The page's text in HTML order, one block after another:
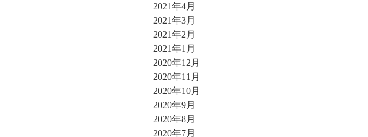
2021年4月
2021年3月
2021年2月
2021年1月
2020年12月
2020年11月
2020年10月
2020年9月
2020年8月
2020年7月